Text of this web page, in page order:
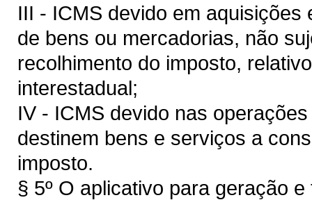
III - ICMS devido em
de bens ou mercadorias, não
recolhimento do imposto,
interestadual;
IV - ICMS devido nas
destinem bens e serviços a
imposto.
§ 5º O aplicativo para geração